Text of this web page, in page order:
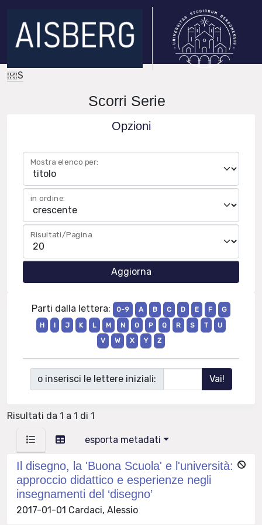
IRIS
Scorri Serie
Opzioni
Mostra elenco per:
in ordine:
Risultati/Pagina
Parti dalla lettera: 0-9 A B C D E F
G
H
I J K L M N O P Q R S T
U
V
W X Y Z
o inserisci le lettere iniziali:
Risultati da 1 a 1 di 1
esporta metadati
Il disegno, la 'Buona Scuola' e l'università:
approccio didattico e esperienze negli
insegnamenti del ‘disegno’
2017-01-01 Cardaci, Alessio